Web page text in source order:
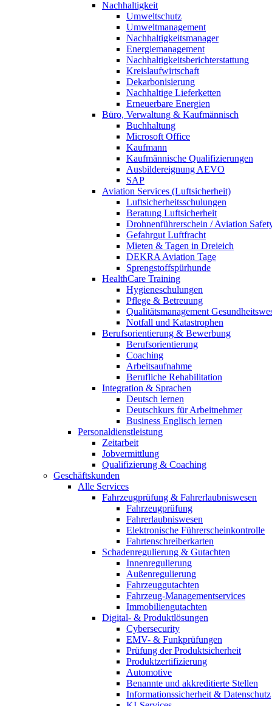
Nachhaltigkeit
Umweltschutz
Umweltmanagement
Nachhaltigkeitsmanager
Energiemanagement
Nachhaltigkeitsberichterstattung
Kreislaufwirtschaft
Dekarbonisierung
Nachhaltige Lieferketten
Erneuerbare Energien
Büro, Verwaltung & Kaufmännisch
Buchhaltung
Microsoft Office
Kaufmann
Kaufmännische Qualifizierungen
Ausbildereignung AEVO
SAP
Aviation Services (Luftsicherheit)
Luftsicherheitsschulungen
Beratung Luftsicherheit
Drohnenführerschein / Aviation
Gefahrgut Luftfracht
Mieten & Tagen in Dreieich
DEKRA Aviation Tage
Sprengstoffspürhunde
HealthCare Training
Hygieneschulungen
Pflege & Betreuung
Qualitätsmanagement
Notfall und Katastrophen
Berufsorientierung & Bewerbung
Berufsorientierung
Coaching
Arbeitsaufnahme
Berufliche Rehabilitation
Integration & Sprachen
Deutsch lernen
Deutschkurs für Arbeitnehmer
Business Englisch lernen
Personaldienstleistung
Zeitarbeit
Jobvermittlung
Qualifizierung & Coaching
Geschäftskunden
Alle Services
Fahrzeugprüfung & Fahrerlaubniswesen
Fahrzeugprüfung
Fahrerlaubniswesen
Elektronische Führerscheinkontrolle
Fahrtenschreiberkarten
Schadenregulierung & Gutachten
Innenregulierung
Außenregulierung
Fahrzeuggutachten
Fahrzeug-Managementservices
Immobiliengutachten
Digital- & Produktlösungen
Cybersecurity
EMV- & Funkprüfungen
Prüfung der Produktsicherheit
Produktzertifizierung
Automotive
Benannte und akkreditierte Stellen
Informationssicherheit & Datenschutz